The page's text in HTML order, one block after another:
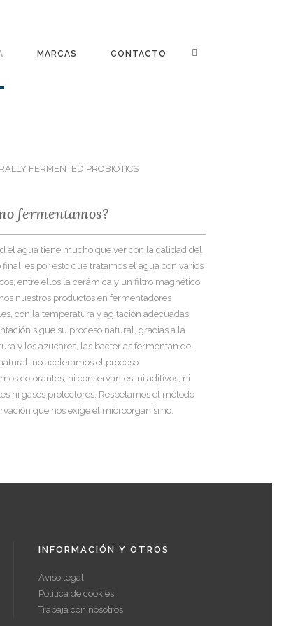
MARCAS CONTACTO
fermentamos?
el agua tiene mucho que ver con la calidad del
es por esto que tratamos el agua con varios
entre ellos la cerámica y un filtro magnético.
nuestros productos en fermentadores
con la temperatura y agitación adecuadas.
sigue su proceso natural, gracias a la
y los azucares, las bacterias fermentan de
no aceleramos el proceso.
colorantes, ni conservantes, ni aditivos, ni
ni gases protectores. Respetamos el método
que nos exige el microorganismo.
INFORMACIÓN Y OTROS
Aviso legal
Política de cookies
Trabaja con nosotros